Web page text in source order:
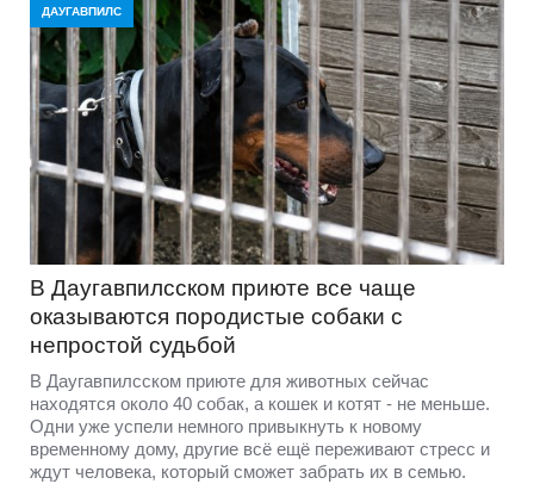
ДАУГАВПИЛС
В Даугавпилсском приюте всe чаще
оказываются породистые собаки с
непростой судьбой
В Даугавпилсском приюте для животных сейчас
находятся около 40 собак, а кошек и котят - не меньше.
Одни уже успели немного привыкнуть к новому
временному дому, другие всё ещё переживают стресс и
ждут человека, который сможет забрать их в семью.